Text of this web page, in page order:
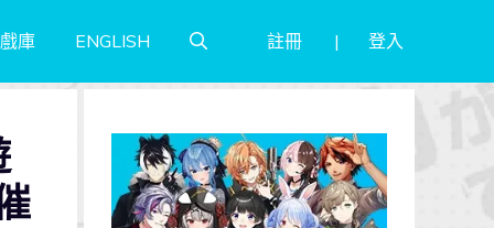
庫 ENGLISH 註冊 登入